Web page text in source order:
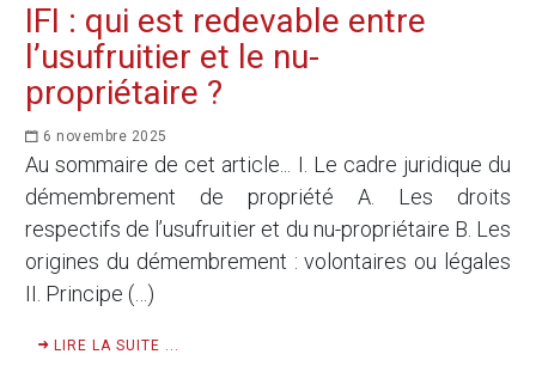
IFI : qui est redevable entre
l’usufruitier et le nu-
propriétaire ?
6 novembre 2025
Au sommaire de cet article... I. Le cadre juridique du
démembrement de propriété A. Les droits
respectifs de l’usufruitier et du nu-propriétaire B. Les
origines du démembrement : volontaires ou légales
II. Principe (…)
LIRE LA SUITE ...